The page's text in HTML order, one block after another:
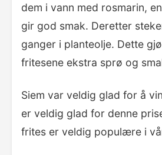
dem i vann med rosmarin,
gir god smak. Deretter
ganger i planteolje. Dette
fritesene ekstra sprø og
Siem var veldig glad for å
er veldig glad for denne
frites er veldig populære i